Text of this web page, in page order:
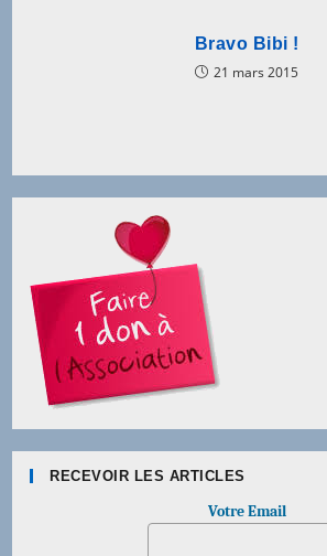
Bravo Bibi !
21 mars 2015
RECEVOIR LES ARTICLES
Votre Email